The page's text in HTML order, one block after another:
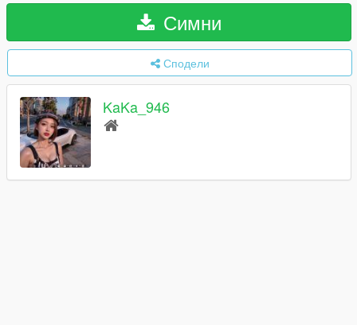
Симни
Сподели
KaKa_946